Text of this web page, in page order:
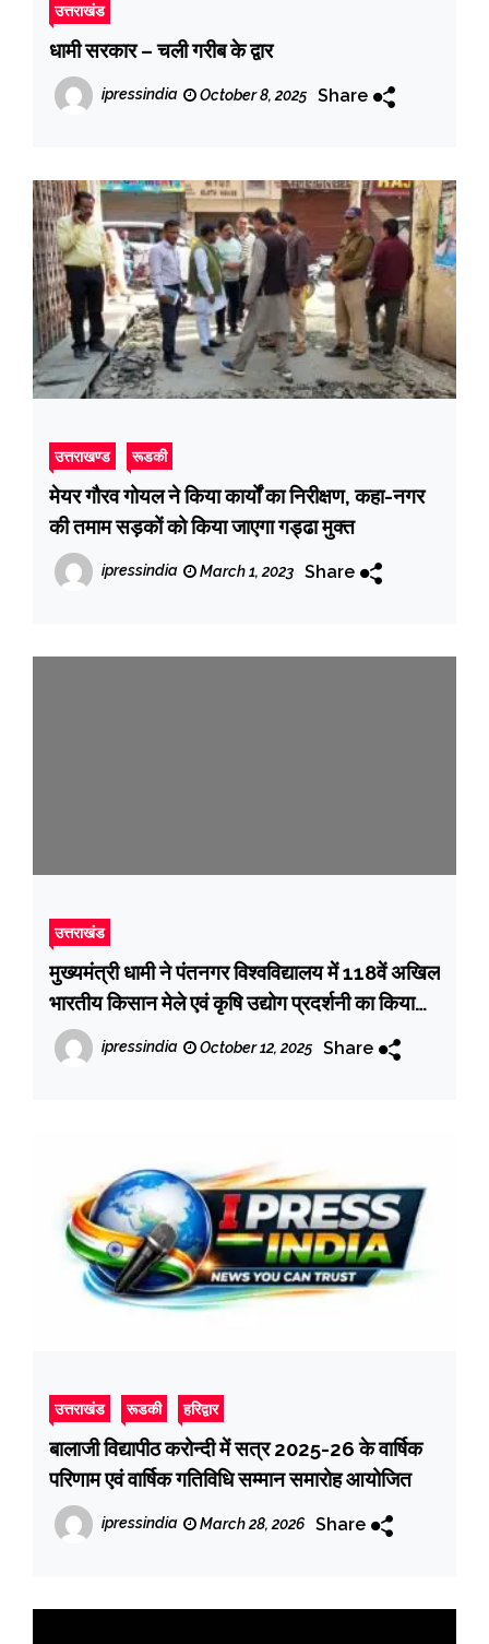
उत्तराखंड
धामी सरकार – चली गरीब के द्वार
ipressindia October 8, 2025 Share
उत्तराखण्ड रूडकी
मेयर गौरव गोयल ने किया कार्यों का निरीक्षण, कहा-नगर
की तमाम सड़कों को किया जाएगा गड्ढा मुक्त
ipressindia March 1, 2023 Share
उत्तराखंड
मुख्यमंत्री धामी ने पंतनगर विश्वविद्यालय में 118वें अखिल
भारतीय किसान मेले एवं कृषि उद्योग प्रदर्शनी का किया
उद्घाटन
ipressindia October 12, 2025 Share
उत्तराखंड रूडकी हरिद्वार
बालाजी विद्यापीठ करोन्दी में सत्र 2025-26 के वार्षिक
परिणाम एवं वार्षिक गतिविधि सम्मान समारोह आयोजित
ipressindia March 28, 2026 Share